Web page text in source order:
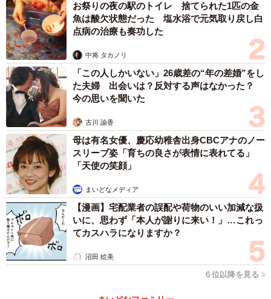
お祭りの夜の駅のトイレ 捨てられた1匹の金
魚は酸欠状態だった 塩水浴で元気取り戻し白
点病の治療も奏功した
中将 タカノリ
「この人しかいない」26歳差の“年の差婚”をし
た夫婦 出会いは？反対する声はなかった？
今の思いを聞いた
古川 諭香
母は有名女優、慶応幼稚舎出身CBCアナのノー
スリーブ姿「育ちの良さが表情に表れてる」
「天使の笑顔」
まいどなメディア
【漫画】宅配業者の誤配や荷物のいい加減な扱
いに、思わず「本人が謝りに来い！」…これっ
てカスハラになりますか？
沼田 絵美
６位以降を見る